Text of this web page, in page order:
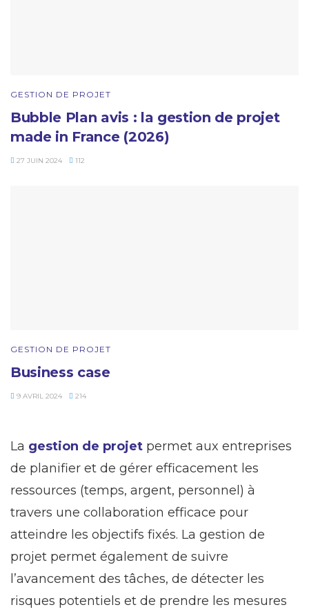
GESTION DE PROJET
Bubble Plan avis : la gestion de projet
made in France (2026)
27 JUIN 2024 112
GESTION DE PROJET
Business case
9 AVRIL 2024 214
La gestion de projet permet aux entreprises
de planifier et de gérer efficacement les
ressources (temps, argent, personnel) à
travers une collaboration efficace pour
atteindre les objectifs fixés. La gestion de
projet permet également de suivre
l’avancement des tâches, de détecter les
risques potentiels et de prendre les mesures